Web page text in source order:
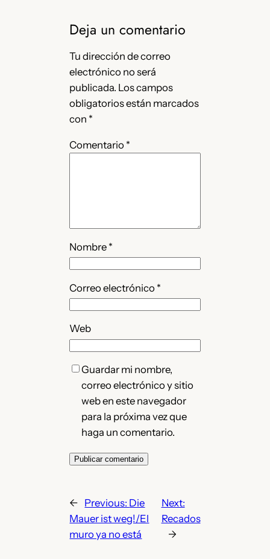
Deja un comentario
Tu dirección de correo
electrónico no será
publicada. Los campos
obligatorios están marcados
con *
Comentario *
Nombre *
Correo electrónico *
Web
Guardar mi nombre,
correo electrónico y sitio
web en este navegador
para la próxima vez que
haga un comentario.
← Previous: Die
Mauer ist weg!/El
muro ya no está
Next:
Recados
→